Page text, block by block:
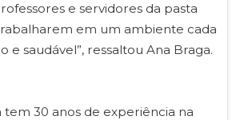
e servidores da pasta
em um ambiente cada
e saudável”, ressaltou Ana Braga.
tem 30 anos de experiência na